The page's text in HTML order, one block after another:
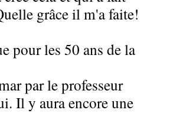
grâce il m'a faite!
pour les 50 ans de la
par le professeur
Il y aura encore une